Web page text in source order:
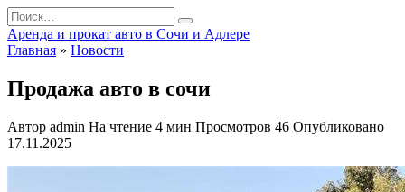
Перейти
к
содержанию
Search
for:
Аренда и прокат авто в Сочи и Адлере
Главная » Новости
Продажа авто в сочи
Автор admin На чтение 4 мин Просмотров 46 Опубликовано
17.11.2025